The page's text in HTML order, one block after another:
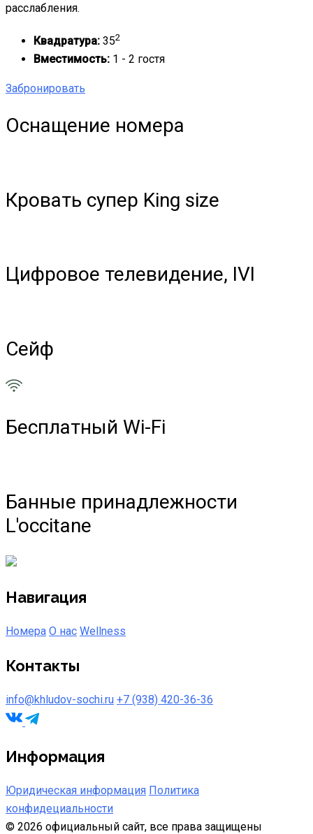
расслабления.
Квадратура: 352
Вместимость: 1 - 2 гостя
Забронировать
Оснащение номера
Кровать супер King size
Цифровое телевидение, IVI
Сейф
Бесплатный Wi-Fi
Банные принадлежности
L'occitane
Навигация
Номера О нас Wellness
Контакты
info@khludov-sochi.ru +7 (938) 420-36-36
Информация
Юридическая информация Политика
конфидециальности
© 2026 официальный сайт, все права защищены